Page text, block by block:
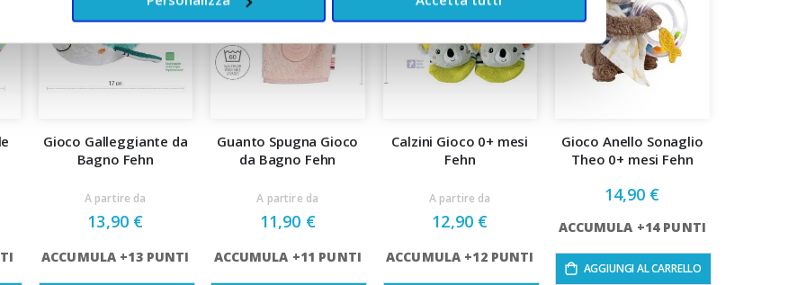
Gioco Galleggiante da
Bagno Fehn
A partire da
13,90 €
ACCUMULA +13 PUNTI
Guanto Spugna Gioco
da Bagno Fehn
A partire da
11,90 €
ACCUMULA +11 PUNTI
Calzini Gioco 0+ mesi
Fehn
A partire da
12,90 €
ACCUMULA +12 PUNTI
Gioco Anello Sonaglio
Theo 0+ mesi Fehn
14,90 €
ACCUMULA +14 PUNTI
AGGIUNGI AL CARRELLO